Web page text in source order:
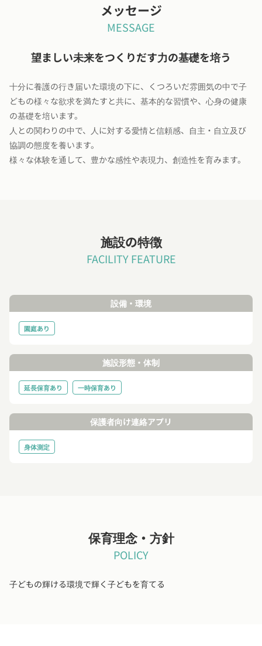
メッセージ
MESSAGE
望ましい未来をつくりだす力の基礎を培う
十分に養護の行き届いた環境の下に、くつろいだ雰囲気の中で子
どもの様々な欲求を満たすと共に、基本的な習慣や、心身の健康
の基礎を培います。
人との関わりの中で、人に対する愛情と信頼感、自主・自立及び
協調の態度を養います。
様々な体験を通して、豊かな感性や表現力、創造性を育みます。
施設の特徴
FACILITY FEATURE
設備・環境
園庭あり
施設形態・体制
延長保育あり 一時保育あり
保護者向け連絡アプリ
身体測定
保育理念・方針
POLICY
子どもの輝ける環境で輝く子どもを育てる